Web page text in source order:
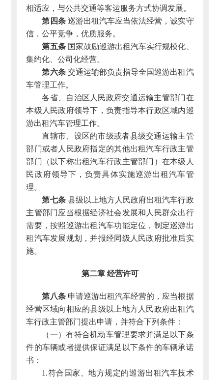
相适应，与公共交通等客运服务方式协调发展。
第四条巡游出租汽车应当依法经营，诚实守
信，公平竞争，优质服务。
第五条国家鼓励巡游出租汽车实行规模化、
集约化、公司化经营。
第六条交通运输部负责指导全国巡游出租汽
车管理工作。
各省、自治区人民政府交通运输主管部门在
本级人民政府领导下，负责指导本行政区域内巡
游出租汽车管理工作。
直辖市、设区的市级或者县级交通运输主管
部门或者人民政府指定的其他出租汽车行政主管
部门（以下称出租汽车行政主管部门）在本级人
民政府领导下，负责具体实施巡游出租汽车管
理。
第七条县级以上地方人民政府出租汽车行政
主管部门应当根据经济社会发展和人民群众出行
需要，按照巡游出租汽车功能定位，制定巡游出
租汽车发展规划，并报经同级人民政府批准后实
施。
第二章 经营许可
第八条申请巡游出租汽车经营的，应当根据
经营区域向相应的县级以上地方人民政府出租汽
车行政主管部门提出申请，并符合下列条件：
（一）有符合机动车管理要求并满足以下条
件的车辆或者提供保证满足以下条件的车辆承诺
书：
1.符合国家、地方规定的巡游出租汽车技术